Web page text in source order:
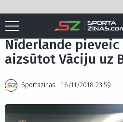
Sākums / Nīderlande pieveic
Nīderlande pieveic
aizsūtot Vāciju uz
Sportazinas 16/11/2018 23:59